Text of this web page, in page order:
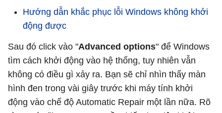
Hướng dẫn khắc phục lỗi Windows không khởi
động được
Sau đó click vào "Advanced options" để Windows
tìm cách khởi động vào hệ thống, tuy nhiên vẫn
không có điều gì xảy ra. Bạn sẽ chỉ nhìn thấy màn
hình đen trong vài giây trước khi máy tính khởi
động vào chế độ Automatic Repair một lần nữa. Rõ